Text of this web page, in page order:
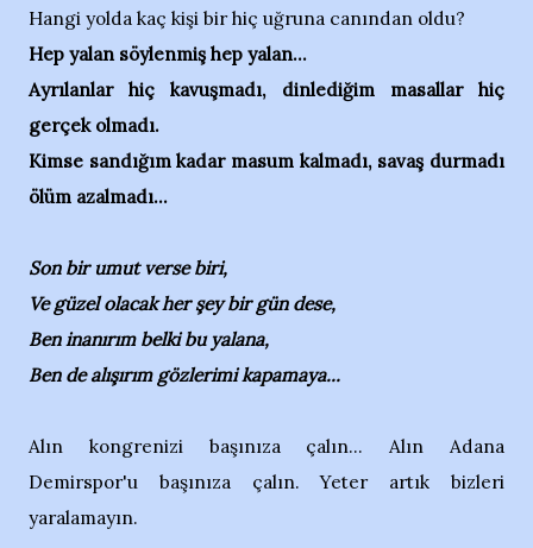
Hangi yolda kaç kişi bir hiç uğruna canından oldu?
Hep yalan söylenmiş hep yalan...
Ayrılanlar hiç kavuşmadı, dinlediğim masallar hiç
gerçek olmadı.
Kimse sandığım kadar masum kalmadı, savaş durmadı
ölüm azalmadı...
Son bir umut verse biri,
Ve güzel olacak her şey bir gün dese,
Ben inanırım belki bu yalana,
Ben de alışırım gözlerimi kapamaya...
Alın kongrenizi başınıza çalın... Alın Adana
Demirspor'u başınıza çalın. Yeter artık bizleri
yaralamayın.